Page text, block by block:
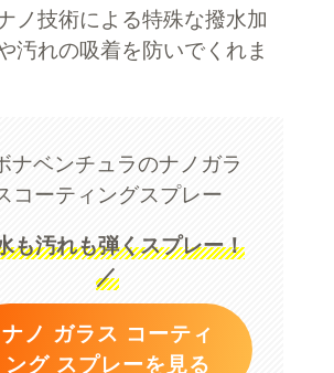
ノ技術による特殊な撥水加
汚れの吸着を防いでくれま
も汚れも弾くスプレー！
／
ナノ ガラス コーティ
ング スプレーを見る